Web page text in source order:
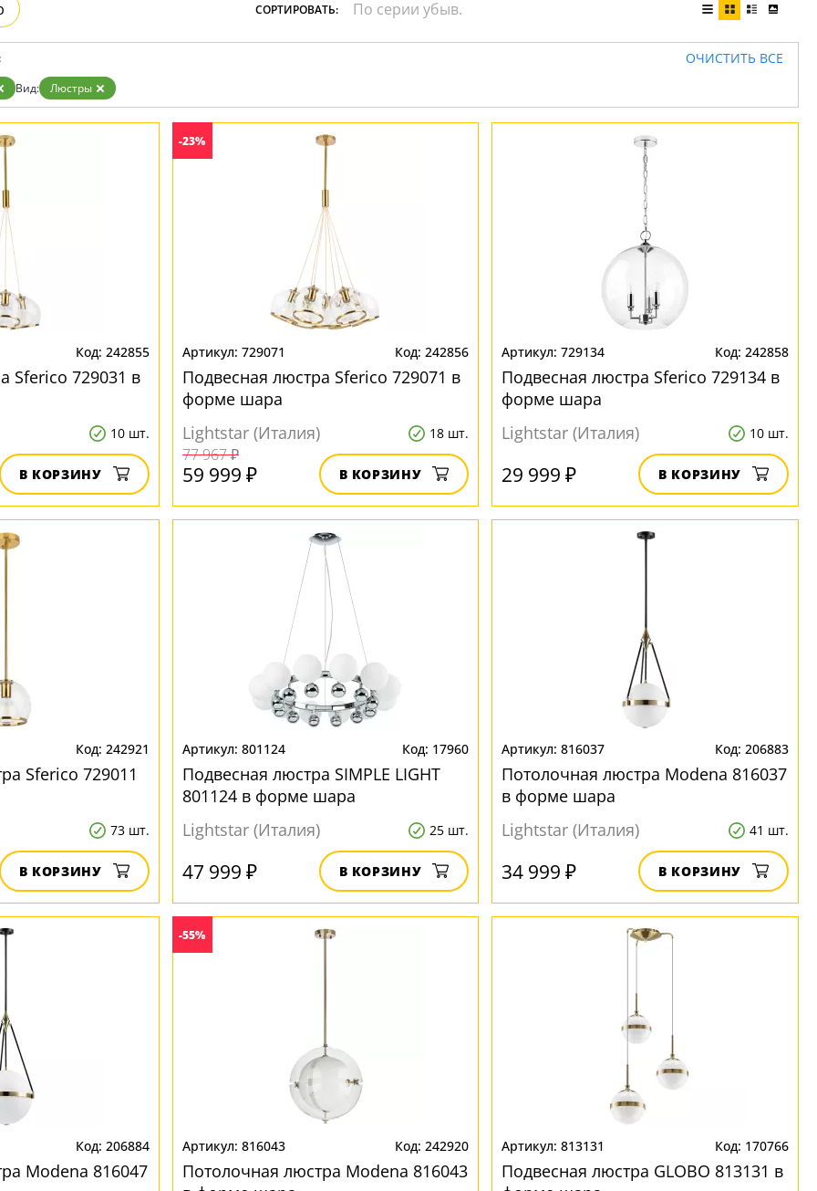
Черные
СОРТИРОВАТЬ:
ОЧИСТИТЬ ВСЕ
Вид: Люстры
242855
Sferico 729031 в
10 шт.
В КОРЗИНУ
-23%
729071 242856
Подвесная люстра Sferico 729071 в
форме шара
Lightstar (Италия)
18 шт.
77 967 ₽
59 999 ₽ В КОРЗИНУ
729134 242858
Подвесная люстра Sferico 729134 в
форме шара
Lightstar (Италия)
10 шт.
29 999 ₽ В КОРЗИНУ
242921
Sferico 729011
73 шт.
В КОРЗИНУ
801124 17960
Подвесная люстра SIMPLE LIGHT
801124 в форме шара
Lightstar (Италия)
25 шт.
47 999 ₽ В КОРЗИНУ
816037 206883
Потолочная люстра Modena 816037
в форме шара
Lightstar (Италия)
41 шт.
34 999 ₽ В КОРЗИНУ
206884
Modena 816047
-55%
816043 242920
Потолочная люстра Modena 816043
813131 170766
Подвесная люстра GLOBO 813131 в